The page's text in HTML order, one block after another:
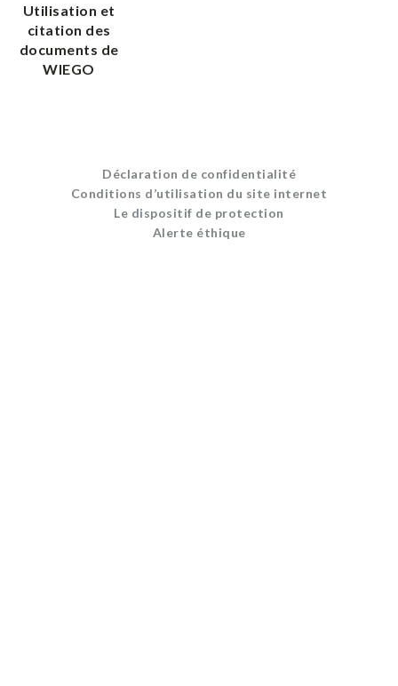
Utilisation et
citation des
documents de
WIEGO
Déclaration de confidentialité
Conditions d’utilisation du site internet
Le dispositif de protection
Alerte éthique